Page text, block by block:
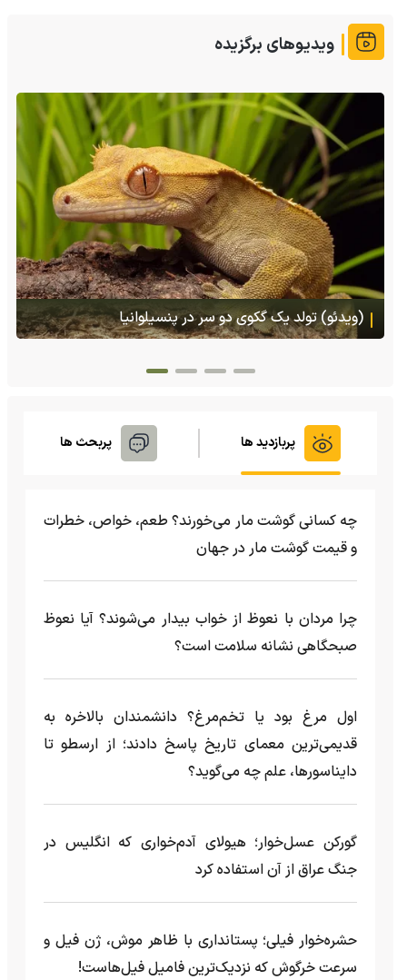
ویدیوهای برگزیده
(ویدئو) تصاویر شگفت‌انگیز از مارمولک گلو بادبزنی که
هنگام خطر یک مایع چسبناک از بدنش پرتاب می‌کند
پربازدید ها پربحث ها
چه کسانی گوشت مار می‌خورند؟ طعم، خواص، خطرات
و قیمت گوشت مار در جهان
چرا مردان با نعوظ از خواب بیدار می‌شوند؟ آیا نعوظ
صبحگاهی نشانه سلامت است؟
اول مرغ بود یا تخم‌مرغ؟ دانشمندان بالاخره به
قدیمی‌ترین معمای تاریخ پاسخ دادند؛ از ارسطو تا
دایناسورها، علم چه می‌گوید؟
گورکن عسل‌خوار؛ هیولای آدم‌خواری که انگلیس در
جنگ عراق از آن استفاده کرد
حشره‌خوار فیلی؛ پستانداری با ظاهر موش، ژن فیل و
سرعت خرگوش که نزدیک‌ترین فامیل فیل‌هاست!